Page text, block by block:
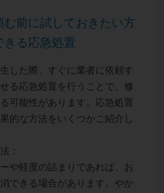
む前に試しておきたい方
きる応急処置
した際、すぐに業者に依頼す
る応急処置を行うことで、修
可能性があります。応急処置
的な方法をいくつかご紹介し
：
や軽度の詰まりであれば、お
できる場合があります。やか